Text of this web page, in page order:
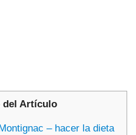
del Artículo
– hacer la dieta